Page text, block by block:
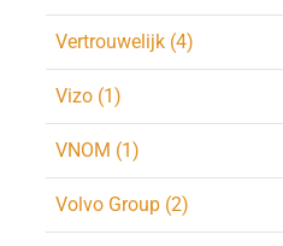
Vertrouwelijk (4)
Vizo (1)
VNOM (1)
Volvo Group (2)